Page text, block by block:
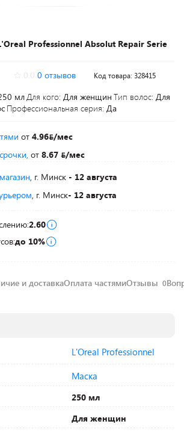
Professionnel Absolut Repair Serie
0 отзывов Код товара: 328415
млДля кого: Для женщин Тип волос: Для
Профессиональная серия: Да
от 4.96 /мес
от 8.67
/мес
, г. Минск - 12 августа
, г. Минск- 12 августа
2.60
до 10%
и доставкаОплата частямиОтзывы 0
L'Oreal Professionnel
Маска
250 мл
Для женщин